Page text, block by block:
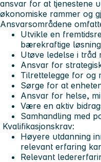
ansvar for at tjenestene
økonomiske rammer og
Ansvarsområdene
Utvikle en
bærekraftige
Utøve ledelse i tråd
Ansvar for
Tilrettelegge for og
Sørge for at
Ansvar for helse,
Være en aktiv
Samhandling med
Kvalifikasjonskrav:
Høyere utdanning
relevant erfaring
Relevant